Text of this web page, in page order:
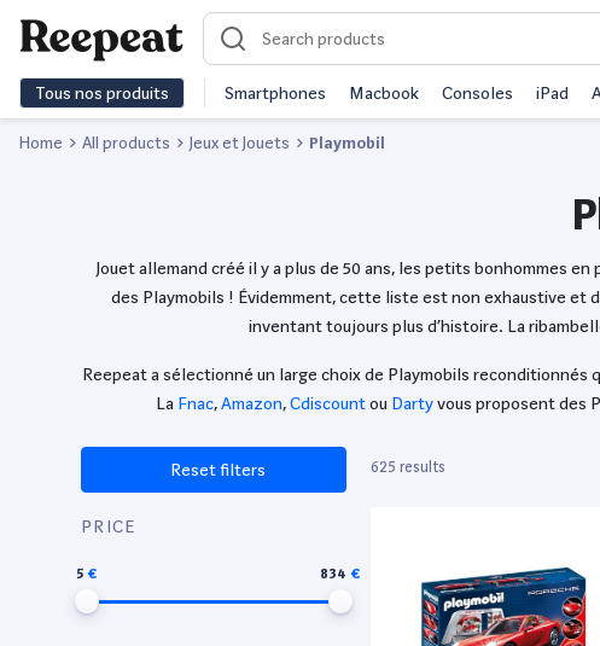
Tous nos produits Smartphones Macbook Consoles iPad
Home All products Jeux et Jouets Playmobil
Jouet allemand créé il y a plus de 50 ans, les petits bonhommes
des Playmobils ! Évidemment, cette liste est non exhaustive et
inventant toujours plus d’histoire. La
Reepeat a sélectionné un large choix de Playmobils
La Fnac,Amazon,Cdiscountou Dartyvous proposent des
Reset filters
PRICE
5 834
625 results